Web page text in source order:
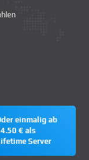
einmalig ab
€ als
Server